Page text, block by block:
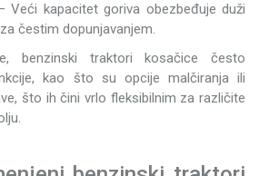
Veći kapacitet goriva obezbeđuje duži
čestim dopunjavanjem.
benzinski traktori kosačice često
kao što su opcije malčiranja ili
što ih čini vrlo fleksibilnim za različite